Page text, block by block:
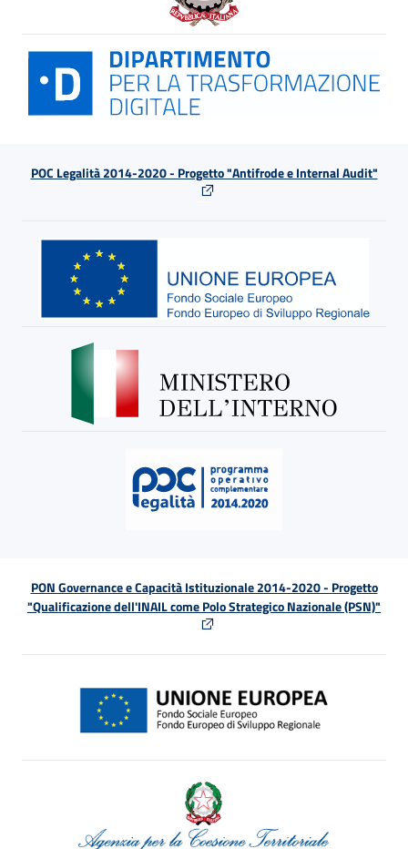
POC Legalità 2014-2020 - Progetto "Antifrode e Internal Audit"
PON Governance e Capacità Istituzionale 2014-2020 - Progetto
"Qualificazione dell'INAIL come Polo Strategico Nazionale (PSN)"